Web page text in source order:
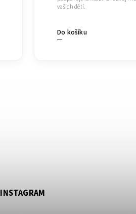
Do košíku
vašich dětí.
INSTAGRAM